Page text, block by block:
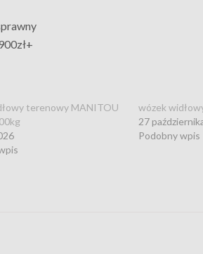
terenowy MANITOU
wózek
27
Podobny wpis